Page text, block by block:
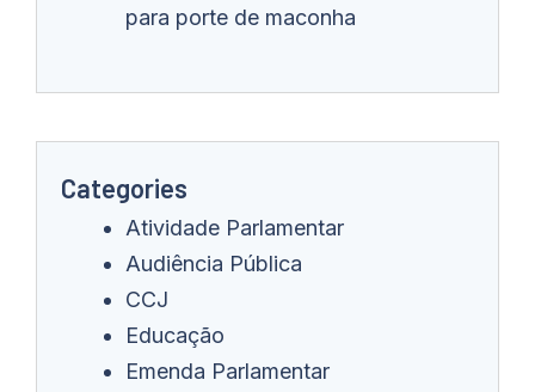
para porte de maconha
Categories
Atividade Parlamentar
Audiência Pública
CCJ
Educação
Emenda Parlamentar